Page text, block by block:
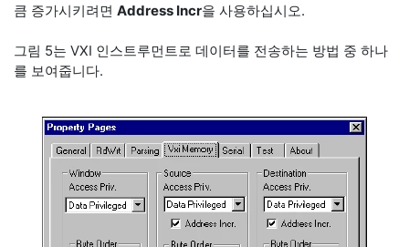
큼 증가시키려면 Address Incr을 사용하십시오.
그림 5는 VXI 인스트루먼트로 데이터를 전송하는 방법 중 하나
를 보여줍니다.